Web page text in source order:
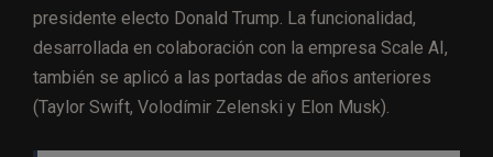
presidente electo Donald Trump. La funcionalidad,
desarrollada en colaboración con la empresa Scale AI,
también se aplicó a las portadas de años anteriores
(Taylor Swift, Volodímir Zelenski y Elon Musk).